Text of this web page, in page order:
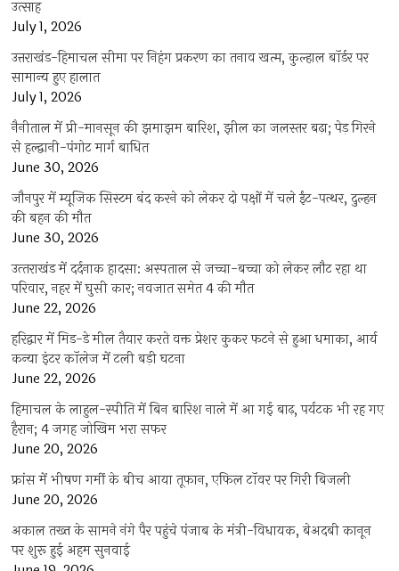
उत्साह
July 1, 2026
उत्तराखंड-हिमाचल सीमा पर निहंग प्रकरण का तनाव खत्म, कुल्हाल बॉर्डर पर
सामान्य हुए हालात
July 1, 2026
नैनीताल में प्री-मानसून की झमाझम बारिश, झील का जलस्तर बढ़ा; पेड़ गिरने
से हल्द्वानी-पंगोट मार्ग बाधित
June 30, 2026
जौनपुर में म्यूजिक सिस्टम बंद करने को लेकर दो पक्षों में चले ईंट-पत्थर, दुल्हन
की बहन की मौत
June 30, 2026
उत्‍तराखंड में दर्दनाक हादसा: अस्पताल से जच्चा-बच्चा को लेकर लौट रहा था
परिवार, नहर में घुसी कार; नवजात समेत 4 की मौत
June 22, 2026
हरिद्वार में मिड-डे मील तैयार करते वक्त प्रेशर कुकर फटने से हुआ धमाका, आर्य
कन्या इंटर कॉलेज में टली बड़ी घटना
June 22, 2026
हिमाचल के लाहुल-स्पीति में बिन बारिश नाले में आ गई बाढ़, पर्यटक भी रह गए
हैरान; 4 जगह जोखिम भरा सफर
June 20, 2026
फ्रांस में भीषण गर्मी के बीच आया तूफान, एफिल टॉवर पर गिरी बिजली
June 20, 2026
अकाल तख्त के सामने नंगे पैर पहुंचे पंजाब के मंत्री-विधायक, बेअदबी कानून
पर शुरू हुई अहम सुनवाई